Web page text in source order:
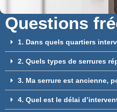
Questions
1. Dans quels quartiers
2. Quels types de serrures
3. Ma serrure est ancienne,
4. Quel est le délai